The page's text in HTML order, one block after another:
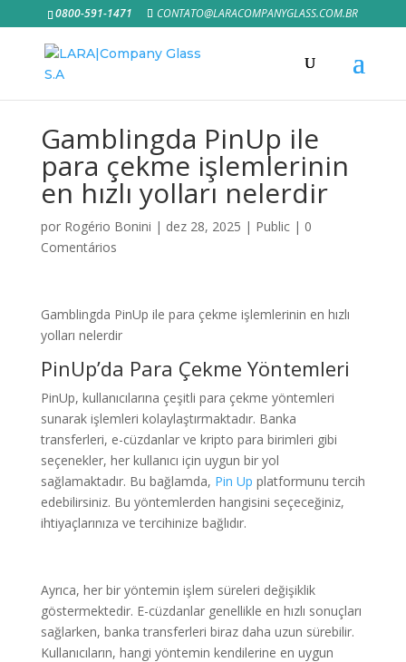
0800-591-1471 CONTATO@LARACOMPANYGLASS.COM.BR
Gamblingda PinUp ile
para çekme işlemlerinin
en hızlı yolları nelerdir
por Rogério Bonini | dez 28, 2025 | Public| 0
Comentários
Gamblingda PinUp ile para çekme işlemlerinin en hızlı
yolları nelerdir
PinUp’da Para Çekme Yöntemleri
PinUp, kullanıcılarına çeşitli para çekme yöntemleri
sunarak işlemleri kolaylaştırmaktadır. Banka
transferleri, e-cüzdanlar ve kripto para birimleri gibi
seçenekler, her kullanıcı için uygun bir yol
sağlamaktadır. Bu bağlamda, Pin Up platformunu tercih
edebilirsiniz. Bu yöntemlerden hangisini seçeceğiniz,
ihtiyaçlarınıza ve tercihinize bağlıdır.
Ayrıca, her bir yöntemin işlem süreleri değişiklik
göstermektedir. E-cüzdanlar genellikle en hızlı sonuçları
sağlarken, banka transferleri biraz daha uzun sürebilir.
Kullanıcıların, hangi yöntemin kendilerine en uygun